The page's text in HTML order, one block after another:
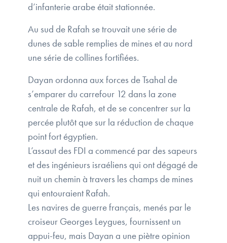
d’infanterie arabe était stationnée.
Au sud de Rafah se trouvait une série de
dunes de sable remplies de mines et au nord
une série de collines fortifiées.
Dayan ordonna aux forces de Tsahal de
s’emparer du carrefour 12 dans la zone
centrale de Rafah, et de se concentrer sur la
percée plutôt que sur la réduction de chaque
point fort égyptien.
L’assaut des FDI a commencé par des sapeurs
et des ingénieurs israéliens qui ont dégagé de
nuit un chemin à travers les champs de mines
qui entouraient Rafah.
Les navires de guerre français, menés par le
croiseur Georges Leygues, fournissent un
appui-feu, mais Dayan a une piètre opinion